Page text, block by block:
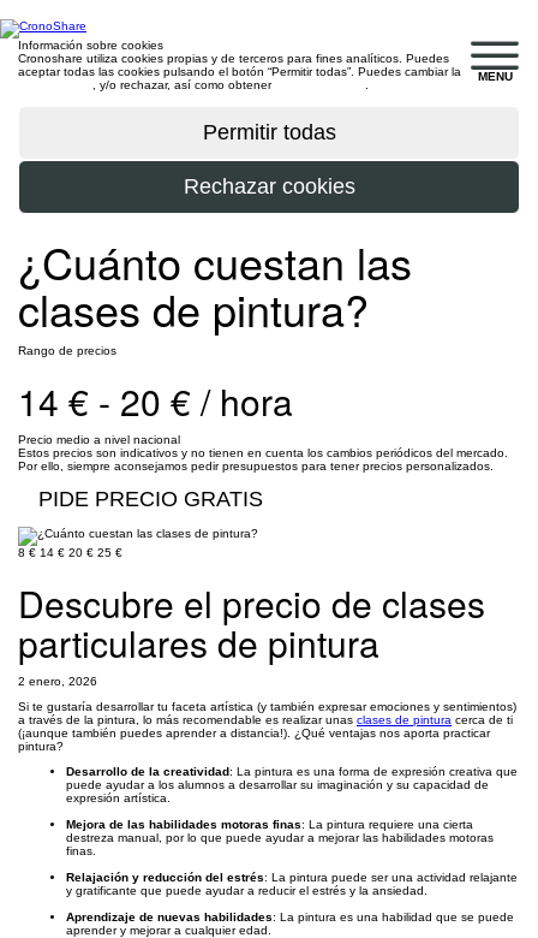
MENU
Información sobre cookies
Cronoshare utiliza cookies propias y de terceros para fines analíticos. Puedes
aceptar todas las cookies pulsando el botón “Permitir todas”. Puedes cambiar la
, y/o rechazar, así como obtener
¿Cuánto cuestan las
clases de pintura?
Rango de precios
14 € - 20 € / hora
Precio medio a nivel nacional
Estos precios son indicativos y no tienen en cuenta los cambios periódicos del mercado.
Por ello, siempre aconsejamos pedir presupuestos para tener precios personalizados.
PIDE PRECIO GRATIS
8 € 14 € 20 € 25 €
Descubre el precio de clases
particulares de pintura
2 enero, 2026
Si te gustaría desarrollar tu faceta artística (y también expresar emociones y sentimientos)
a través de la pintura, lo más recomendable es realizar unas clases de pintura cerca de ti
(¡aunque también puedes aprender a distancia!). ¿Qué ventajas nos aporta practicar
pintura?
Desarrollo de la creatividad: La pintura es una forma de expresión creativa que
puede ayudar a los alumnos a desarrollar su imaginación y su capacidad de
expresión artística.
Mejora de las habilidades motoras finas: La pintura requiere una cierta
destreza manual, por lo que puede ayudar a mejorar las habilidades motoras
finas.
Relajación y reducción del estrés: La pintura puede ser una actividad relajante
y gratificante que puede ayudar a reducir el estrés y la ansiedad.
Aprendizaje de nuevas habilidades: La pintura es una habilidad que se puede
aprender y mejorar a cualquier edad.